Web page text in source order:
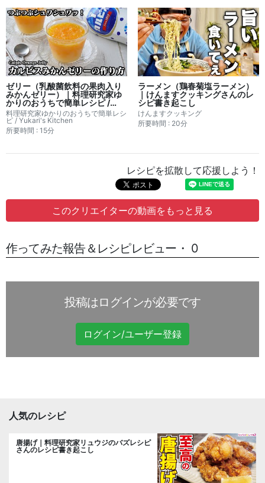
ゼリー（乳酸菌飲料の果肉入り
みかんゼリー）｜料理研究家ゆ
かりのおうちで簡単レシピ /
Yukari's Kitchenさんのレシピ
書き起こし
料理研究家ゆかりのおうちで簡単レシ
ピ / Yukari's Kitchen
所要時間 : 15分
ラーメン（鶏春菊塩ラーメン）
｜けんますクッキングさんのレ
シピ書き起こし
けんますクッキング
所要時間 : 20分
レシピを拡散して応援しよう！
このクリエイターの動画をもっと見る
作ってみた報告＆レシピレビュー・ 0
投稿はログインが必要です
ログイン/ユーザー登録
人気のレシピ
唐揚げ｜料理研究家リュウジのバズレシピ
さんのレシピ書き起こし